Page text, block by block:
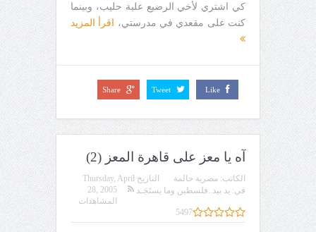
كي اشتري لأخي الرضيع علبة حليب، وبينما
كنت على مقعدي في مدرستي، اقرأ المزيد
Like
Tweet
Share
آه يا معز على قاهرة المعز (2)
الكاتب: مصرية حالمة التاريخ Thursday, April
28, 2005
في: يد بيد..فلسطين وما يستَجَـد
المشاهدات
5497